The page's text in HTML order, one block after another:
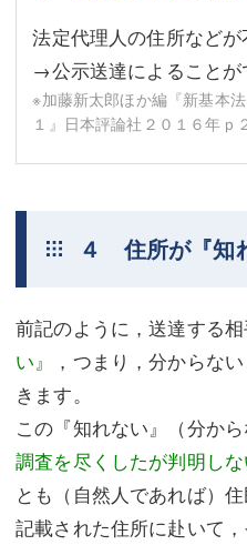
法定代理人の住所など
→公示送達によることが
※加藤新太郎ほか編『新基本
１』日本評論社２０１６年ｐ
４ 住所が『知
前記のように，送達する
い』
，つまり，分からな
きます。
この『知れない』（分か
調査を尽くしたが判明し
とも（自然人であれば）
記載された住所に赴いて